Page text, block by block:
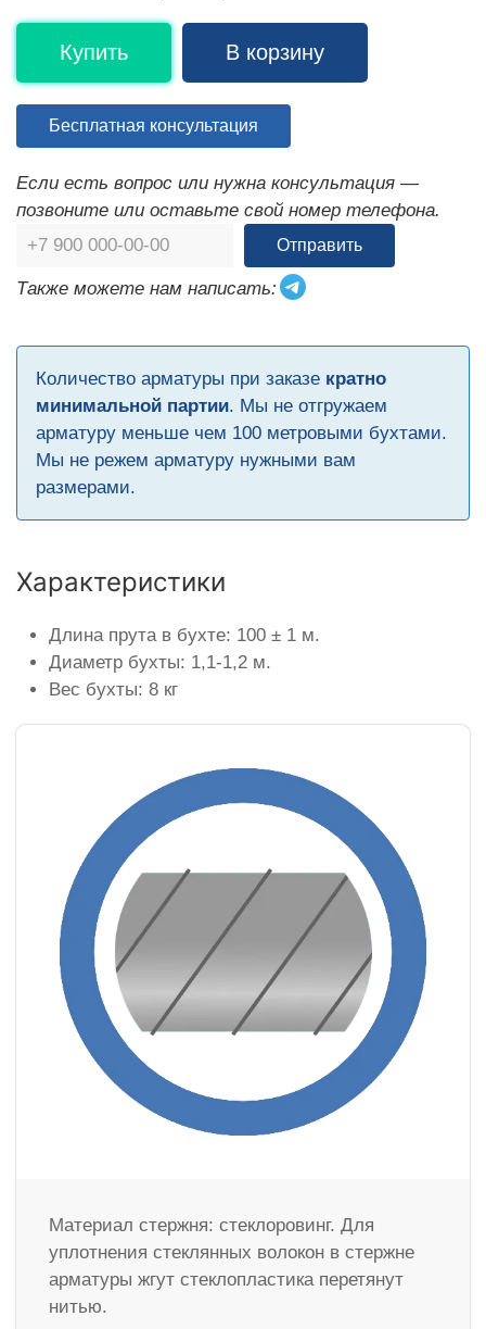
Купить В корзину
Бесплатная консультация
Если есть вопрос или нужна консультация —
позвоните или оставьте свой номер телефона.
Отправить
Также можете нам написать:
Количество арматуры при заказе кратно
минимальной партии. Мы не отгружаем
арматуру меньше чем 100 метровыми бухтами.
Мы не режем арматуру нужными вам
размерами.
Характеристики
Длина прута в бухте: 100 ± 1 м.
Диаметр бухты: 1,1-1,2 м.
Вес бухты: 8 кг
Материал стержня: стеклоровинг. Для
уплотнения стеклянных волокон в стержне
арматуры жгут стеклопластика перетянут
нитью.